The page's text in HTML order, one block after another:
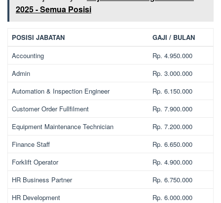
2025 - Semua Posisi
POSISI JABATAN
GAJI / BULAN
Accounting
Rp. 4.950.000
Admin
Rp. 3.000.000
Automation & Inspection Engineer
Rp. 6.150.000
Customer Order Fullfilment
Rp. 7.900.000
Equipment Maintenance Technician
Rp. 7.200.000
Finance Staff
Rp. 6.650.000
Forklift Operator
Rp. 4.900.000
HR Business Partner
Rp. 6.750.000
HR Development
Rp. 6.000.000